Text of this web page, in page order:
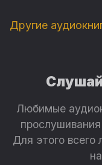
Другие
Любимые
Для этого всего